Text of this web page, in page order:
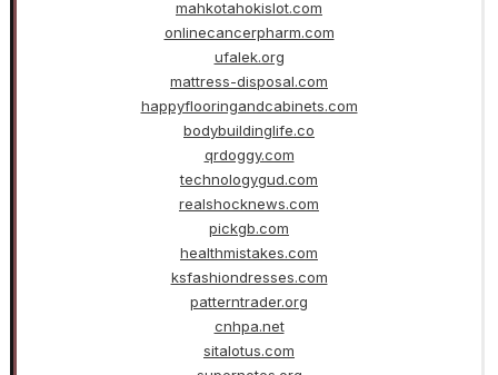
mahkotahokislot.com
onlinecancerpharm.com
ufalek.org
mattress-disposal.com
happyflooringandcabinets.com
bodybuildinglife.co
qrdoggy.com
technologygud.com
realshocknews.com
pickgb.com
healthmistakes.com
ksfashiondresses.com
patterntrader.org
cnhpa.net
sitalotus.com